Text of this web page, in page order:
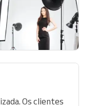
Os clientes